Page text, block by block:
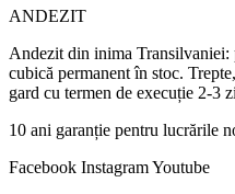
ANDEZIT
Andezit din inima
cubică permanent în stoc.
gard cu termen de execuție 2-3
10 ani garanție pentru lucrările
Facebook InstagramYoutube